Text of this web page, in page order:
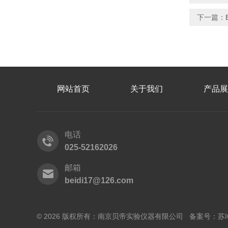
下一篇：
网站首页 关于我们 产品
电话
025-52162026
邮箱
beidi17@126.com
© 2026 版权所有：南京贝帝实验仪器有限公司 备案号： 苏